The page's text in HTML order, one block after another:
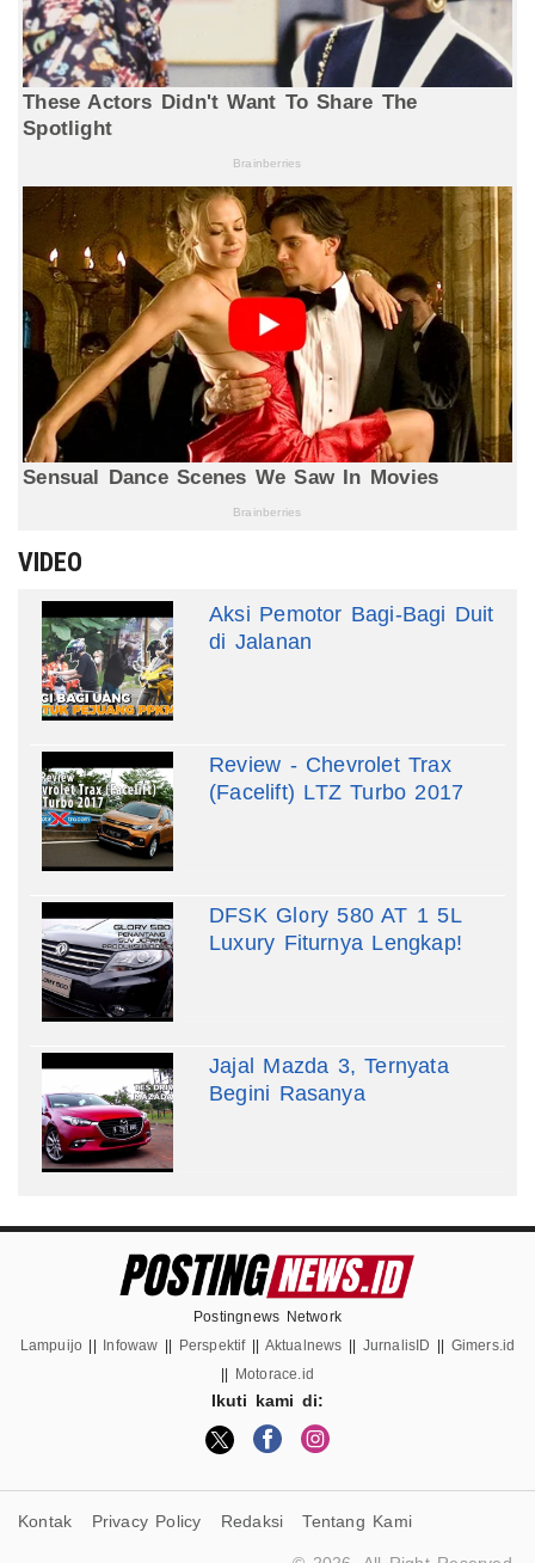
VIDEO
Aksi Pemotor Bagi-Bagi Duit
di Jalanan
Review - Chevrolet Trax
(Facelift) LTZ Turbo 2017
DFSK Glory 580 AT 1 5L
Luxury Fiturnya Lengkap!
Jajal Mazda 3, Ternyata
Begini Rasanya
Postingnews Network
Lampuijo
Infowaw Perspektif|| Aktualnews JurnalisID
Gimers.id
Motorace.id
Ikuti kami di:
Kontak Privacy Policy Redaksi Tentang Kami